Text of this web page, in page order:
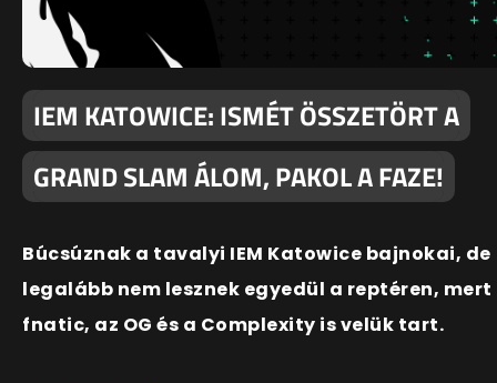
IEM KATOWICE: ISMÉT ÖSSZETÖRT A
GRAND SLAM ÁLOM, PAKOL A FAZE!
Búcsúznak a tavalyi IEM Katowice bajnokai, de
legalább nem lesznek egyedül a reptéren, mert
fnatic, az OG és a Complexity is velük tart.